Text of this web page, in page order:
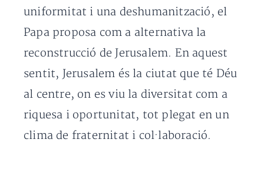
uniformitat i una deshumanització, el
Papa proposa com a alternativa la
reconstrucció de Jerusalem. En aquest
sentit, Jerusalem és la ciutat que té Déu
al centre, on es viu la diversitat com a
riquesa i oportunitat, tot plegat en un
clima de fraternitat i col·laboració.